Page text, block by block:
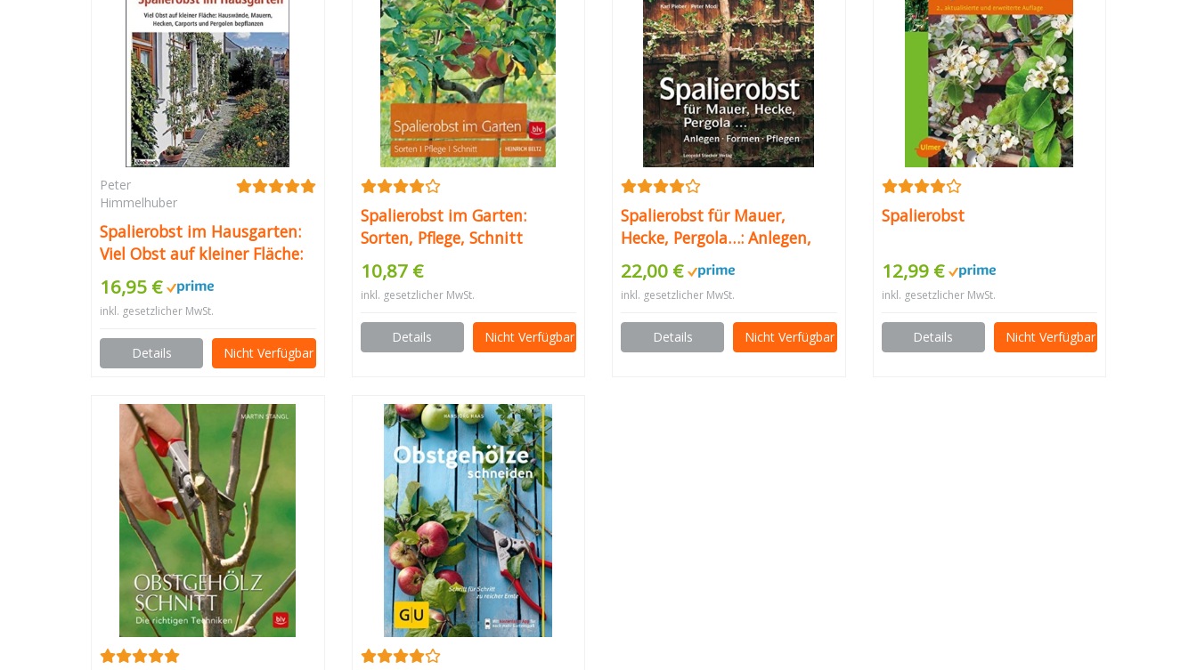
Peter
Himmelhuber
Spalierobst im Hausgarten:
Viel Obst auf kleiner Fläche:
Hauswände, Mauern,
Hecken, Carports und
Pergolen bepflanzen
16,95 €
inkl. gesetzlicher MwSt.
Details Nicht Verfügbar
Spalierobst im Garten:
Sorten, Pflege, Schnitt
10,87 €
inkl. gesetzlicher MwSt.
Details Nicht Verfügbar
Spalierobst für Mauer,
Hecke, Pergola…: Anlegen,
Formen, Pflegen
22,00 €
inkl. gesetzlicher MwSt.
Details Nicht Verfügbar
Spalierobst
12,99 €
inkl. gesetzlicher MwSt.
Details Nicht Verfügbar